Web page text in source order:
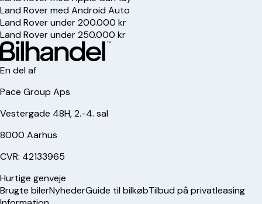
Land Rover med Android Auto
Land Rover under 200.000 kr
Land Rover under 250.000 kr
En del af
Pace Group Aps
Vestergade 48H, 2.-4. sal
8000 Aarhus
CVR: 42133965
Hurtige genveje
Brugte bilerNyhederGuide til bilkøbTilbud på privatleasing